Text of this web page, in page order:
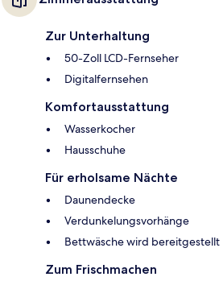
Zur Unterhaltung
50-Zoll LCD-Fernseher
Digitalfernsehen
Komfortausstattung
Wasserkocher
Hausschuhe
Für erholsame Nächte
Daunendecke
Verdunkelungsvorhänge
Bettwäsche wird bereitgestellt
Zum Frischmachen